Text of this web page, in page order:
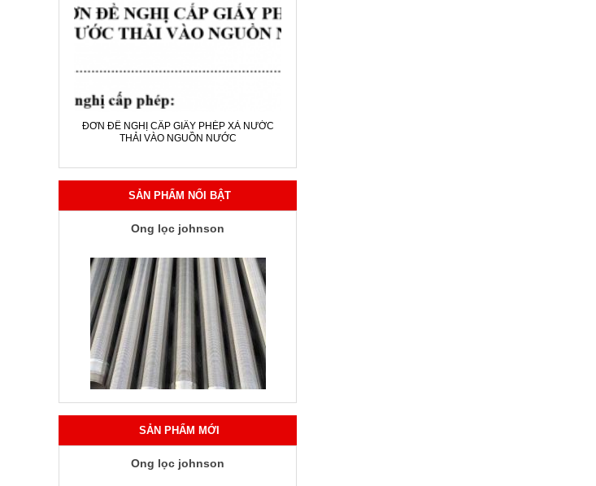
ĐƠN ĐỀ NGHỊ CẤP GIẤY PHÉP XẢ NƯỚC
THẢI VÀO NGUỒN NƯỚC
SẢN PHẨM NỔI BẬT
Ống lọc johnson
SẢN PHẨM MỚI
Ống lọc johnson